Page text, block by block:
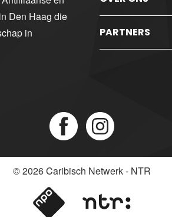
Den Haag die
in
PARTNERS
© 2026Caribisch Netwerk - NTR